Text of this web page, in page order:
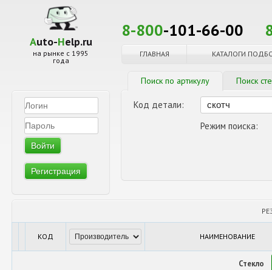
Auto-Help.ru
на рынке с 1995
года
Регистрация
8-800-101-66-00
ГЛАВНАЯ КАТАЛОГИ
Поиск по артикулу Поиск
Код детали:
Режим поиска:
КОД НАИМЕНОВАНИЕ
Стекло